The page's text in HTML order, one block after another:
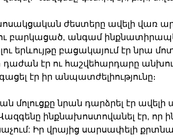
ժեստերը ավելի վառ
բարկացած, անգամ
երևույթը բացակայում էր նրա
դաժան էր ու հաշվեհարդարը
էր իր անպատժելիությունը։
մոլուցքը նրան դարձրել էր ավելի
ինքնախոստովանել էր, որ
Իր վրայից սարսափելի